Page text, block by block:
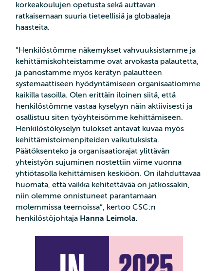
korkeakoulujen opetusta sekä auttavan
ratkaisemaan suuria tieteellisiä ja globaaleja
haasteita.
”Henkilöstömme näkemykset vahvuuksistamme ja
kehittämiskohteistamme ovat arvokasta palautetta,
ja panostamme myös kerätyn palautteen
systemaattiseen hyödyntämiseen organisaatiomme
kaikilla tasoilla. Olen erittäin iloinen siitä, että
henkilöstömme vastaa kyselyyn näin aktiivisesti ja
osallistuu siten työyhteisömme kehittämiseen.
Henkilöstökyselyn tulokset antavat kuvaa myös
kehittämistoimenpiteiden vaikutuksista.
Päätöksenteko ja organisaatiorajat ylittävän
yhteistyön sujuminen nostettiin viime vuonna
yhtiötasolla kehittämisen keskiöön. On ilahduttavaa
huomata, että vaikka kehitettävää on jatkossakin,
niin olemme onnistuneet parantamaan
molemmissa teemoissa”, kertoo CSC:n
henkilöstöjohtaja Hanna Leimola.